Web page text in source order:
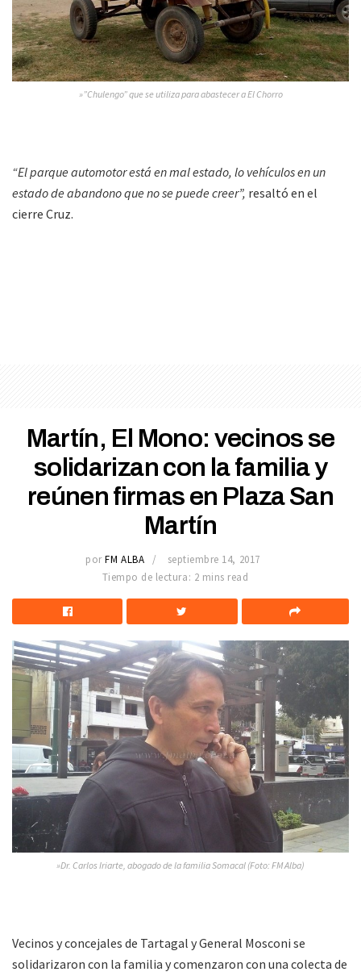
»”Chulengo” que se utiliza para abastecer a El Chorro
“El parque automotor está en mal estado, lo vehículos en un
estado de abandono que no se puede creer”, resaltó en el
cierre Cruz.
Martín, El Mono: vecinos se
solidarizan con la familia y
reúnen firmas en Plaza San
Martín
por FM ALBA
septiembre 14, 2017
Tiempo de lectura: 2 mins read
»Dr. Carlos Iriarte, abogado de la familia Somacal (Foto: FM Alba)
Vecinos y concejales de Tartagal y General Mosconi se
solidarizaron con la familia y comenzaron con una colecta de